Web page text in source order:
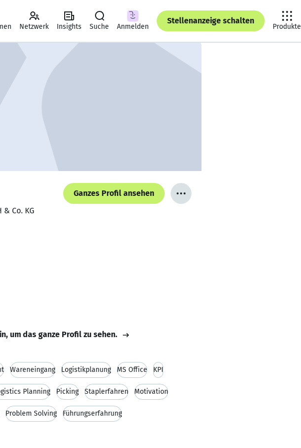
Netzwerk Insights Suche Anmelden
Stellenanzeige schalten
Produkte
Ganzes Profil ansehen
Co. KG
um das ganze Profil zu sehen.
Wareneingang Logistikplanung MS Office KPI
Planning Picking Staplerfahren Motivation
Problem Solving Führungserfahrung